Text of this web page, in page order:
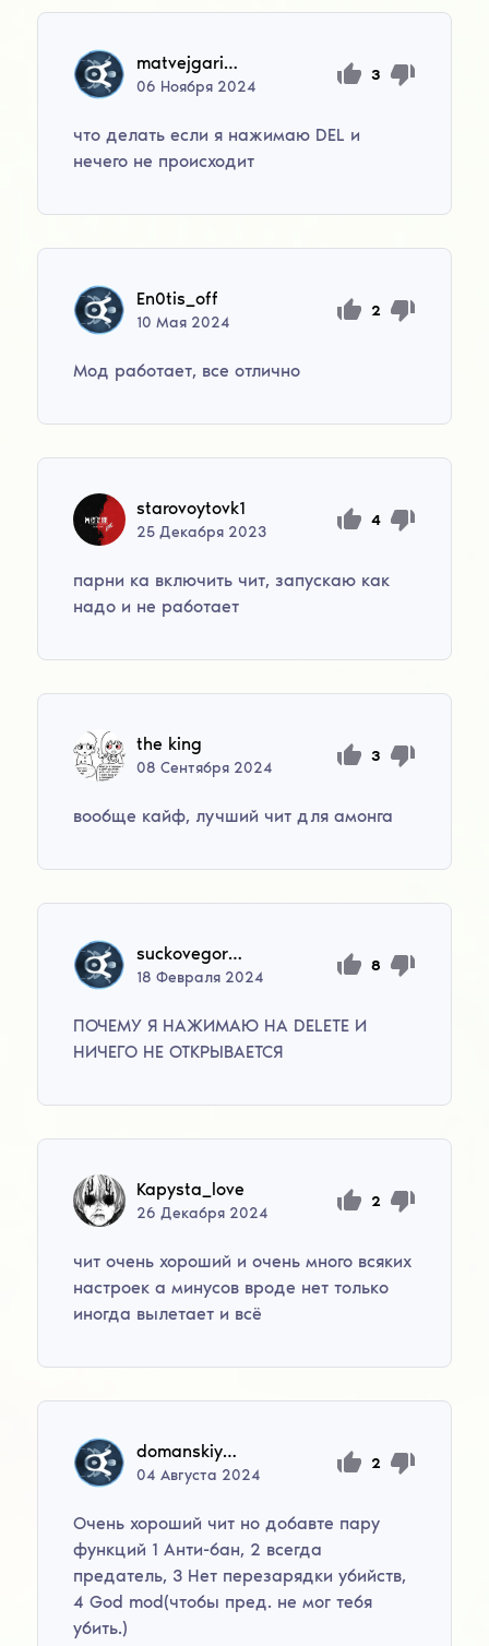
matvejgaripovasd
06 Ноября 2024
3
что делать если я нажимаю DEL и
нечего не происходит
En0tis_off
10Мая 2024
2
Мод работает, все отлично
starovoytovk1
25Декабря 2023
4
парни ка включить чит, запускаю как
надо и не работает
the king
08Сентября 2024
3
вообще кайф, лучший чит для амонга
suckovegor99
18Февраля 2024
8
ПОЧЕМУ Я НАЖИМАЮ НА DELETE И
НИЧЕГО НЕ ОТКРЫВАЕТСЯ
Kapysta_love
26Декабря 2024
2
чит очень хороший и очень много всяких
настроек а минусов вроде нет только
иногда вылетает и всё
domanskiy_13
04Августа 2024
2
Очень хороший чит но добавте пару
функций 1 Анти-бан, 2 всегда
предатель, 3 Нет перезарядки убийств,
4 God mod(чтобы пред. не мог тебя
убить.)